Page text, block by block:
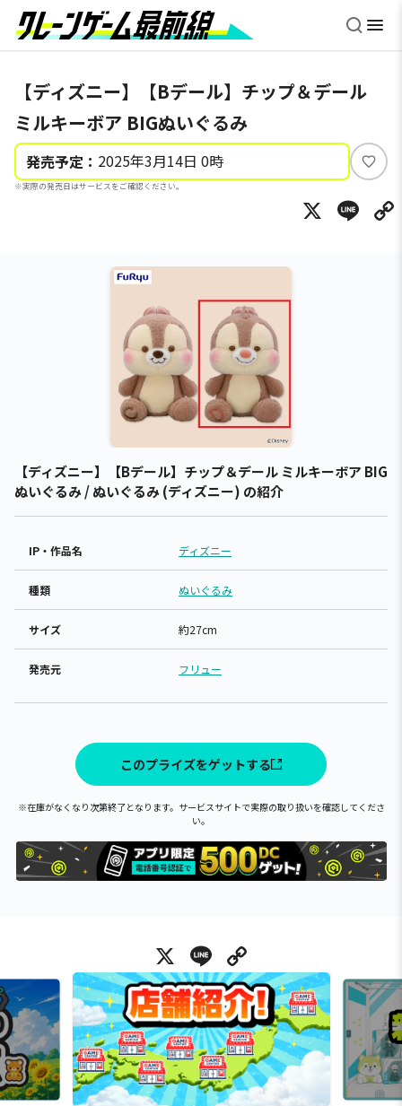
【ディズニー】【Bデール】チップ＆デール
ミルキーボア BIGぬいぐるみ
発売予定： 2025年3月14日 0時
※実際の発売日はサービスをご確認ください。
い
ね
X
【ディズニー】【Bデール】チップ＆デール ミルキーボア BIG
ぬいぐるみ / ぬいぐるみ (ディズニー) の紹介
IP・作品名 ディズニー
種類 ぬいぐるみ
サイズ 約27cm
発売元 フリュー
このプライズをゲットする
※在庫がなくなり次第終了となります。サービスサイトで実際の取り扱いを確認してくださ
い。
X Line